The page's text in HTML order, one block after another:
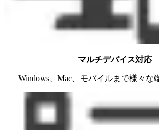
マルチデバイス対応
Windows、Mac、モバイルまで様々な